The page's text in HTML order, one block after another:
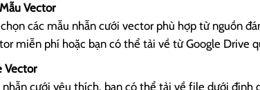
Vector
các mẫu nhẫn cưới vector phù hợp từ nguồn
miễn phí hoặc bạn có thể tải về từ Google Drive
Vector
cưới yêu thích, bạn có thể tải về file dưới định